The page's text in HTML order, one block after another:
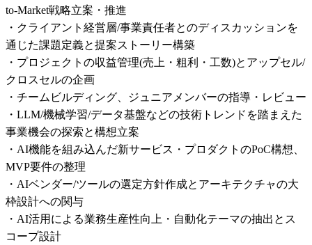
to-Market戦略立案・推進
・クライアント経営層/事業責任者とのディスカッションを
通じた課題定義と提案ストーリー構築
・プロジェクトの収益管理(売上・粗利・工数)とアップセル/
クロスセルの企画
・チームビルディング、ジュニアメンバーの指導・レビュー
・LLM/機械学習/データ基盤などの技術トレンドを踏まえた
事業機会の探索と構想立案
・AI機能を組み込んだ新サービス・プロダクトのPoC構想、
MVP要件の整理
・AIベンダー/ツールの選定方針作成とアーキテクチャの大
枠設計への関与
・AI活用による業務生産性向上・自動化テーマの抽出とス
コープ設計